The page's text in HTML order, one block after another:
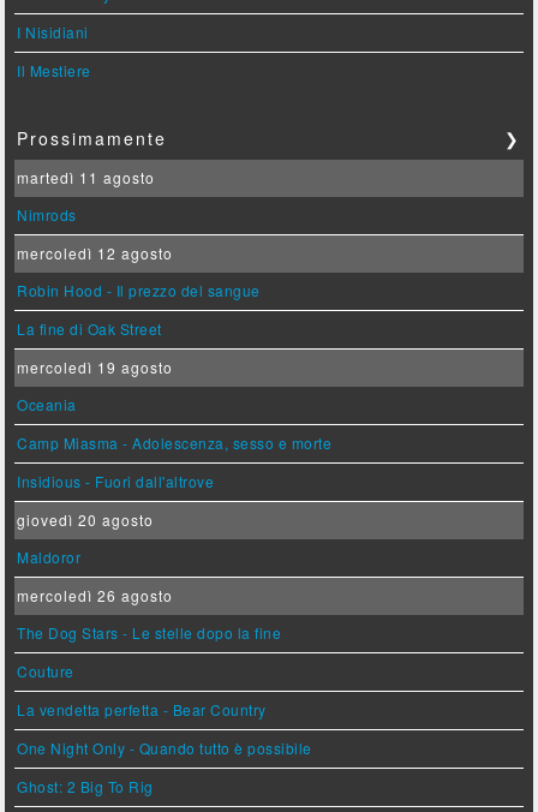
I Nisidiani
Il Mestiere
Prossimamente ❯
martedì 11 agosto
Nimrods
mercoledì 12 agosto
Robin Hood - Il prezzo del sangue
La fine di Oak Street
mercoledì 19 agosto
Oceania
Camp Miasma - Adolescenza, sesso e morte
Insidious - Fuori dall'altrove
giovedì 20 agosto
Maldoror
mercoledì 26 agosto
The Dog Stars - Le stelle dopo la fine
Couture
La vendetta perfetta - Bear Country
One Night Only - Quando tutto è possibile
Ghost: 2 Big To Rig